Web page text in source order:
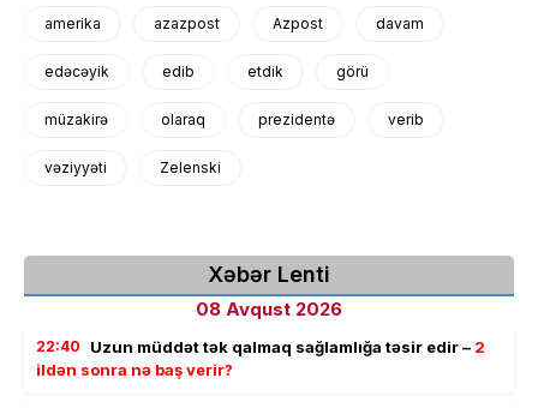
amerika azazpost Azpost davam
edəcəyik edib etdik görü
müzakirə olaraq prezidentə verib
vəziyyəti Zelenski
Xəbər Lenti
08 Avqust 2026
22:40 Uzun müddət tək qalmaq sağlamlığa təsir edir – 2
ildən sonra nə baş verir?